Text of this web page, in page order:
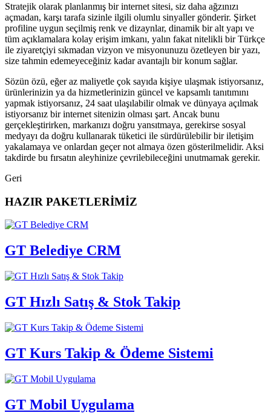
Stratejik olarak planlanmış bir internet sitesi, siz daha ağzınızı
açmadan, karşı tarafa sizinle ilgili olumlu sinyaller gönderir. Şirket
profiline uygun seçilmiş renk ve dizaynlar, dinamik bir alt yapı ve
tüm açıklamalara kolay erişim imkanı, yalın fakat nitelikli bir Türkçe
ile ziyaretçiyi sıkmadan vizyon ve misyonunuzu özetleyen bir yazı,
size tahmin edemeyeceğiniz kadar avantajlı bir konum sağlar.
Sözün özü, eğer az maliyetle çok sayıda kişiye ulaşmak istiyorsanız,
ürünlerinizin ya da hizmetlerinizin güncel ve kapsamlı tanıtımını
yapmak istiyorsanız, 24 saat ulaşılabilir olmak ve dünyaya açılmak
istiyorsanız bir internet sitenizin olması şart. Ancak bunu
gerçekleştirirken, markanızı doğru yansıtmaya, gerekirse sosyal
medyayı da doğru kullanarak tüketici ile sürdürülebilir bir iletişim
yakalamaya ve onlardan geçer not almaya özen gösterilmelidir. Aksi
takdirde bu fırsatın aleyhinize çevrilebileceğini unutmamak gerekir.
Geri
HAZIR PAKETLERİMİZ
GT Belediye CRM
GT Hızlı Satış & Stok Takip
GT Kurs Takip & Ödeme Sistemi
GT Mobil Uygulama